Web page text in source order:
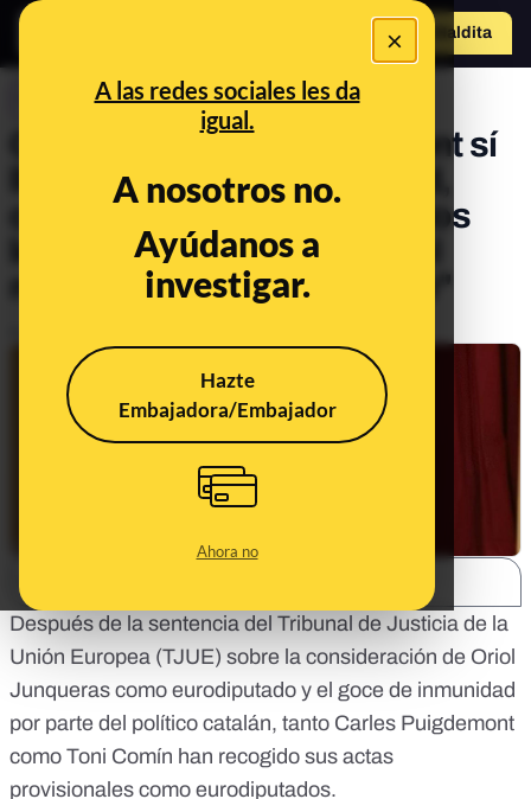
×
A las redes sociales les da
igual.
A nosotros no.
Ayúdanos a
investigar.
Hazte
Embajadora/Embajador
Ahora no
Hazte Maldita
CONTROL DEL PODER
CORRECCIÓN: Puigdemont sí
llevaba razón: la inmunidad,
como eurodiputado, "a todos
los efectos, comienza en el
momento que eres elegido"
Después de la sentencia del Tribunal de Justicia de la
Unión Europea (TJUE) sobre la consideración de Oriol
Junqueras como eurodiputado y el goce de inmunidad
por parte del político catalán, tanto Carles Puigdemont
como Toni Comín han recogido sus actas
provisionales como eurodiputados.